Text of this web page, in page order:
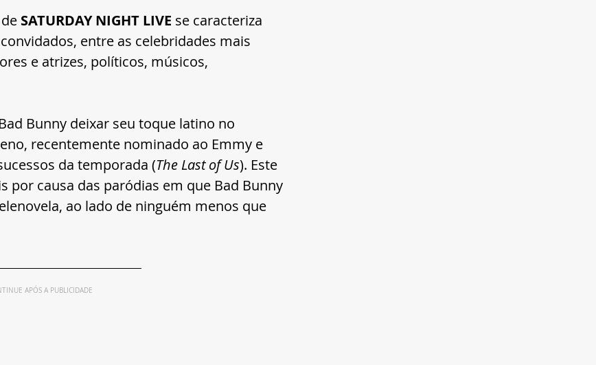
SATURDAY NIGHT LIVE se caracteriza
entre as celebridades mais
e atrizes, políticos, músicos,
Bunny deixar seu toque latino no
recentemente nominado ao Emmy e
da temporada (The Last of Us). Este
por causa das paródias em que Bad Bunny
ao lado de ninguém menos que
APÓS A PUBLICIDADE